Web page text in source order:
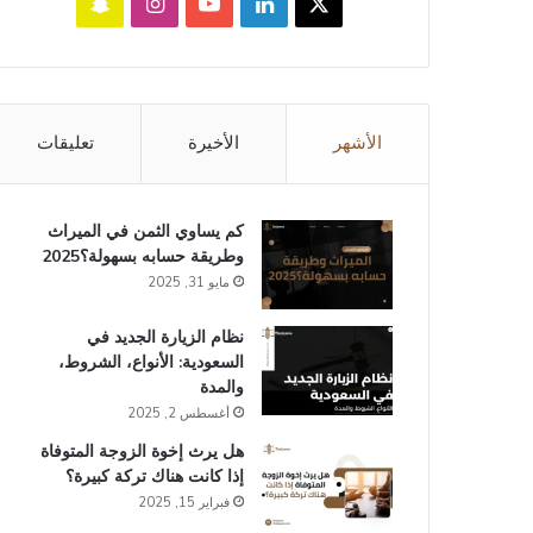
الأشهر الأخيرة تعليقات
كم يساوي الثمن في الميراث​
وطريقة حسابه بسهولة؟2025
مايو 31, 2025
نظام الزيارة الجديد في
السعودية: الأنواع، الشروط،
والمدة
أغسطس 2, 2025
هل يرث إخوة الزوجة المتوفاة
إذا كانت هناك تركة كبيرة؟
فبراير 15, 2025